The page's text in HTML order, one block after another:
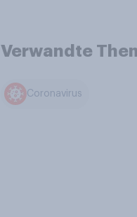
Verwandte
Coronavirus